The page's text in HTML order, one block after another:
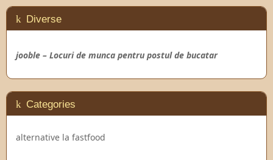
Diverse
jooble – Locuri de munca pentru postul de bucatar
Categories
alternative la fastfood